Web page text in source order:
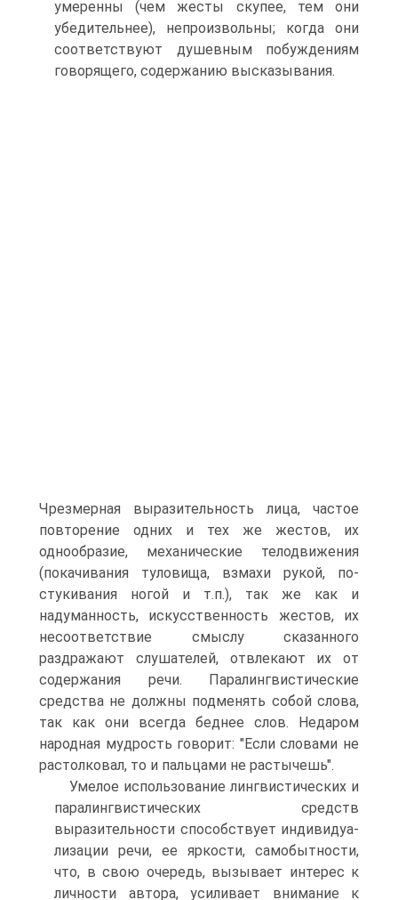
умеренны (чем жесты скупее, тем они
убедительнее), непроизвольны; когда они
соответствуют душевным побуждениям
говорящего, содержанию высказы­вания.
Чрезмерная выразительность лица, частое
повторе­ние одних и тех же жестов, их
однообразие, механические телодвижения
(покачивания туловища, взмахи рукой, по­
стукивания ногой и т.п.), так же как и
надуманность, искус­ственность жестов, их
несоответствие смыслу сказанного
раздражают слушателей, отвлекают их от
содержания речи. Паралингвистические
средства не должны подменять собой слова,
так как они всегда беднее слов. Недаром
народная мудрость говорит: "Если словами не
растолковал, то и пальцами не растычешь".
Умелое использование лингвистических и
паралингвистических средств
выразительности способствует индивидуа­
лизации речи, ее яркости, самобытности,
что, в свою оче­редь, вызывает интерес к
личности автора, усиливает вни­мание к